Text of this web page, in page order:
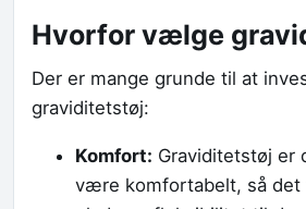
Hvorfor vælge
Der er mange grunde til at
graviditetstøj:
Komfort: Graviditetstøj er
være komfortabelt, så det